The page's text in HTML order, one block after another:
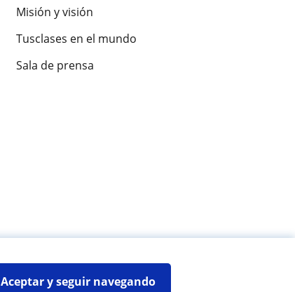
Aceptar y seguir navegando
Misión y visión
Tusclases en el mundo
Sala de prensa